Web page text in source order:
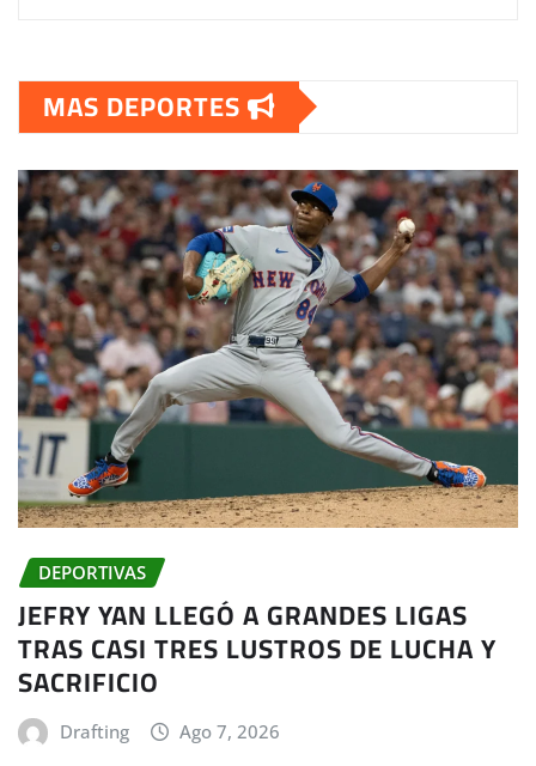
MAS DEPORTES
DEPORTIVAS
JEFRY YAN LLEGÓ A GRANDES LIGAS
TRAS CASI TRES LUSTROS DE LUCHA Y
SACRIFICIO
Drafting Ago 7, 2026